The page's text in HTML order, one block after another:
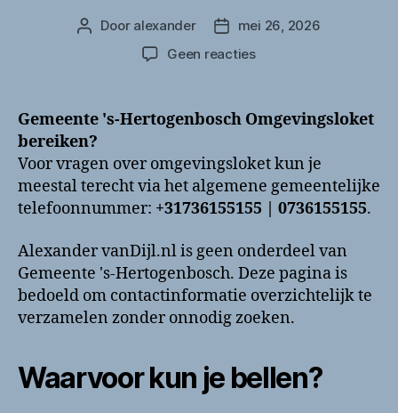
Berichtauteur
Door alexander Berichtdatum
mei 26, 2026
Geen reactiesop
Hertogenbosch
Omgevingsloket
Telefoonnummer
en
contactinformatie
Gemeente 's-Hertogenbosch Omgevingsloket
bereiken?
Voor vragen over omgevingsloket kun je
meestal terecht via het algemene gemeentelijke
telefoonnummer: +31736155155 | 0736155155.
Alexander vanDijl.nl is geen onderdeel van
Gemeente 's-Hertogenbosch. Deze pagina is
bedoeld om contactinformatie overzichtelijk te
verzamelen zonder onnodig zoeken.
Waarvoor kun je bellen?